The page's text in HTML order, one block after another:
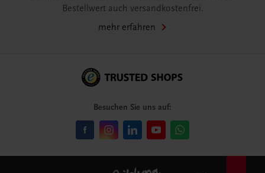
Bestellwert auch versandkostenfrei.
mehr erfahren
Besuchen Sie uns auf: